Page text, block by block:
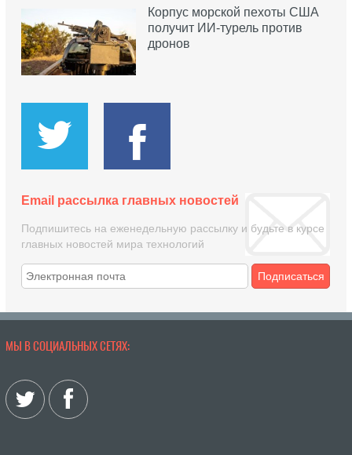
Корпус морской пехоты США
получит ИИ-турель против
дронов
Email рассылка главных новостей
Подпишитесь на еженедельную рассылку и будьте в курсе
главных новостей мира технологий
Подписаться
МЫ В СОЦИАЛЬНЫХ СЕТЯХ: